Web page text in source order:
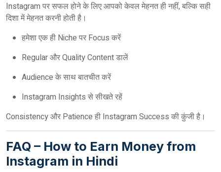
Instagram पर सफल होने के लिए आपको केवल मेहनत ही नहीं, बल्कि सही
दिशा में मेहनत करनी होती है।
हमेशा एक ही Niche पर Focus करें
Regular और Quality Content डालें
Audience के साथ बातचीत करें
Instagram Insights से सीखते रहें
Consistency और Patience ही Instagram Success की कुंजी है।
FAQ – How to Earn Money from
Instagram in Hindi